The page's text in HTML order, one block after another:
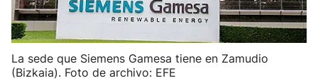
La sede que Siemens Gamesa tiene en Zamudio
(Bizkaia). Foto de archivo: EFE